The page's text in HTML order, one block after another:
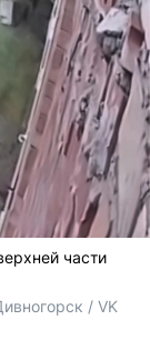
части
/ VK